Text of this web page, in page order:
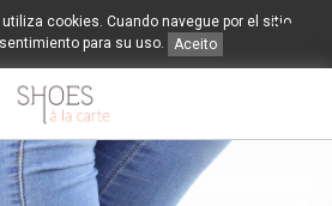
utiliza cookies. Cuando navegue por el sitio
para su uso.
Aceito